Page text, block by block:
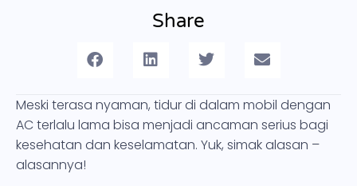
Share
Meski terasa nyaman, tidur di dalam mobil dengan
AC terlalu lama bisa menjadi ancaman serius bagi
kesehatan dan keselamatan. Yuk, simak alasan –
alasannya!